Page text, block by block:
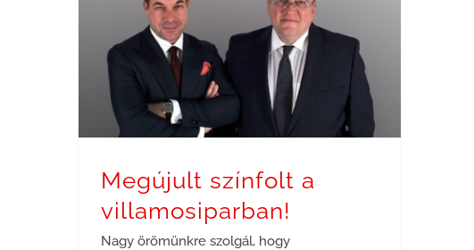
Megújult színfolt a
villamosiparban!
Nagy örömünkre szolgál, hogy